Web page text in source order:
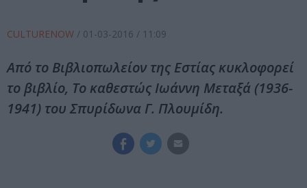
CULTURENOW / 01-03-2016 / 11:09
Από το Βιβλιοπωλείον της Εστίας κυκλοφορεί
το βιβλίο, Το καθεστώς Ιωάννη Μεταξά (1936-
1941) του Σπυρίδωνα Γ. Πλουμίδη.